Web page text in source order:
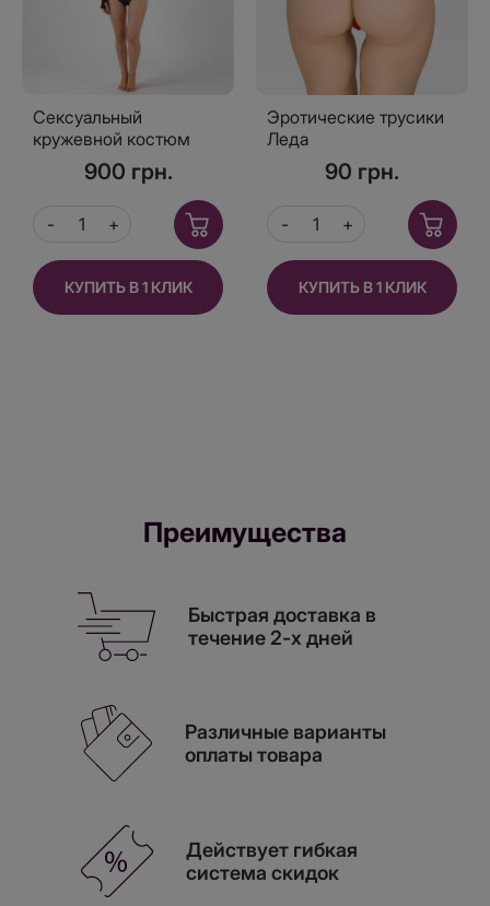
Сексуальный
кружевной костюм
Playboy900 грн.
КУПИТЬ В 1 КЛИК
Эротические трусики
Леда
90 грн.
КУПИТЬ В 1 КЛИК
Преимущества
Быстрая доставка в
течение 2-х дней
Различные варианты
оплаты товара
Действует гибкая
система скидок